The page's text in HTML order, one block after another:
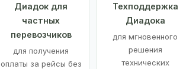
Диадок для
частных
перевозчиков
для получения
оплаты за рейсы без
Техподдержка
Диадока
для мгновенного
решения
технических